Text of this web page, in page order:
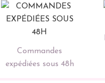
Commandes
expédiées sous 48h